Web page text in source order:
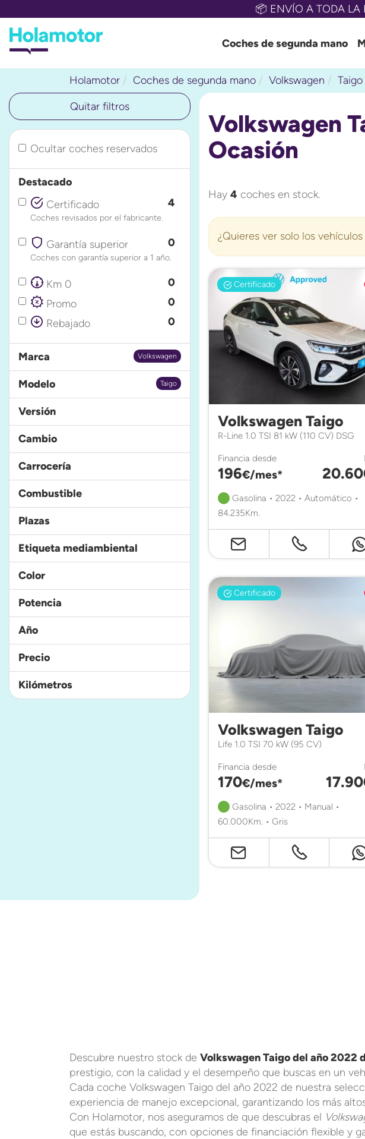
📦 ENVÍO A TODA LA
Coches de segunda mano
Holamotor Coches de segunda mano Volkswagen Taigo
Volkswagen
Ocasión
Hay 4 coches en stock.
¿Quieres ver solo los
Certificado
Volkswagen Taigo
R-Line 1.0 TSI 81 kW (110 CV) DSG
Financia desde
196€/mes*
Gasolina • 2022 • Automático •
84.235Km.
Certificado
Volkswagen Taigo
Life 1.0 TSI 70 kW (95 CV)
Financia desde
170€/mes*
Gasolina • 2022 • Manual •
60.000Km. • Gris
Quitar filtros
Ocultar coches reservados
Destacado
Certificado
4
Coches revisados por el fabricante.
Garantía superior 0
Coches con garantía superior a 1 año.
Km 0
0
Promo
0
Rebajado
0
Volkswagen
Marca
Taigo
Modelo
Versión
Cambio
Carrocería
Combustible
Plazas
Etiqueta mediambiental
Color
Potencia
Año
Precio
Kilómetros
Descubre nuestro stock de Volkswagen Taigo del año 2022
prestigio, con la calidad y el desempeño que buscas en un
Cada coche Volkswagen Taigo del año 2022 de nuestra
experiencia de manejo excepcional, garantizando los más
Con Holamotor, nos aseguramos de que descubras el
que estás buscando, con opciones de financiación flexible y